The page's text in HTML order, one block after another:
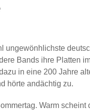
ungewönhlichste
Bands ihre Platten
in eine 200 Jahre
hörte andächtig zu.
Warm scheint